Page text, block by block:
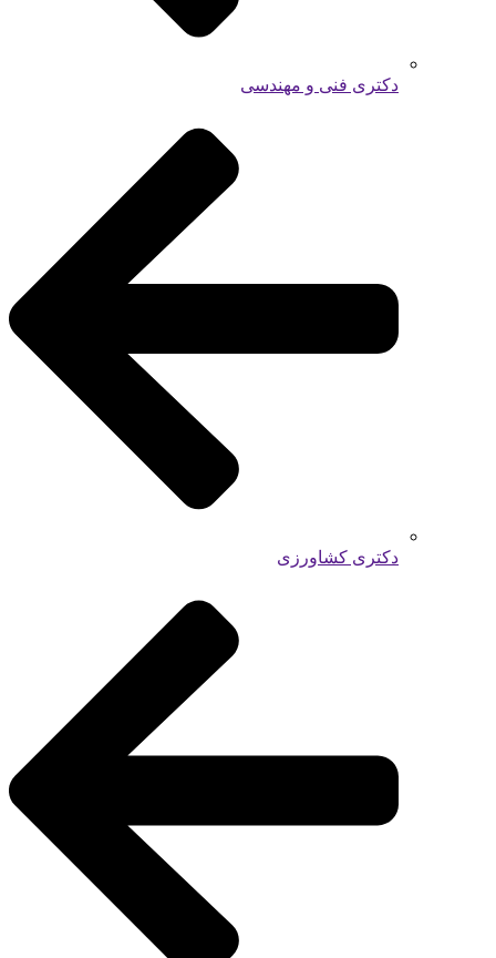
دکتری فنی و مهندسی
دکتری کشاورزی